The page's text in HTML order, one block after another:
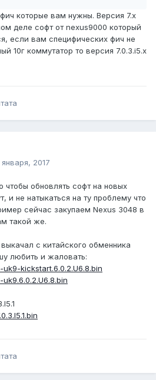
которые вам нужны. Версия 7.х
деле софт от nexus9000 который
если вам специфических фич не
10г коммутатор то версия 7.0.3.i5.x
2017
чтобы обновлять софт на новых
и не натыкаться на ту проблему что
сейчас закупаем Nexus 3048 в
такой же.
с китайского обменника
любить и жаловать:
kickstart.6.0.2.U6.8.bin